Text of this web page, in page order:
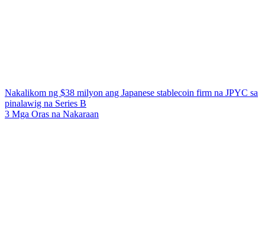
Nakalikom ng $38 milyon ang Japanese stablecoin firm na JPYC sa
pinalawig na Series B
3 Mga Oras na Nakaraan